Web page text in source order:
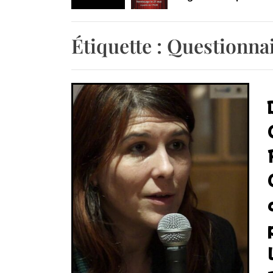
Retrouvez-nous au
Étiquette :